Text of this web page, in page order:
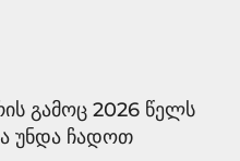
Გამოც 2026 Წელს
Უნდა Ჩადოთ